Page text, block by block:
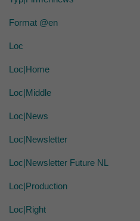
Format @en
Loc
Loc|Home
Loc|Middle
Loc|News
Loc|Newsletter
Loc|Newsletter Future NL
Loc|Production
Loc|Right